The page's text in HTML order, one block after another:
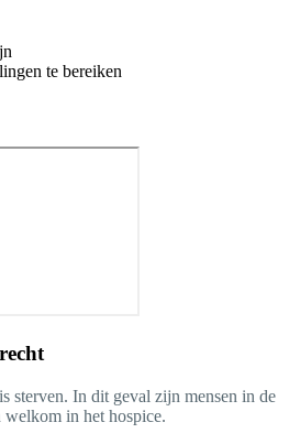
te bereiken
sterven. In dit geval zijn mensen in de
welkom in het hospice.